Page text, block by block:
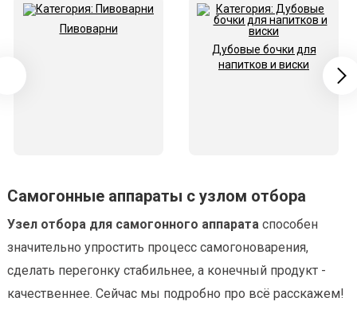
Пивоварни
Дубовые бочки для
напитков и виски
Самогонные аппараты с узлом отбора
Узел отбора для самогонного аппарата способен
значительно упростить процесс самогоноварения,
сделать перегонку стабильнее, а конечный продукт -
качественнее. Сейчас мы подробно про всё расскажем!